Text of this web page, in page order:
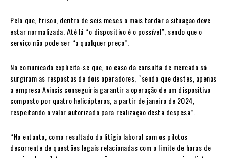
Pelo que, frisou, dentro de seis meses o mais tardar a situação deve
estar normalizada. Até lá “o dispositivo é o possível”, sendo que o
serviço não pode ser “a qualquer preço”.
No comunicado explicita-se que, no caso da consulta de mercado só
surgiram as respostas de dois operadores, “sendo que destes, apenas
a empresa Avincis conseguiria garantir a operação de um dispositivo
composto por quatro helicópteros, a partir de janeiro de 2024,
respeitando o valor autorizado para realização desta despesa”.
“No entanto, como resultado do litígio laboral com os pilotos
decorrente de questões legais relacionadas com o limite de horas de